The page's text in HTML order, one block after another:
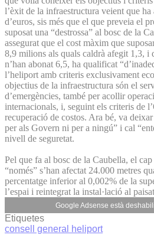
l’èxit de la infraestructura veient que
d’euros, sis més que el que preveia el
suposat una “destrossa” al bosc de la
assegurat que el cost màxim que
8,9 milions als quals caldrà afegit 1,3, i
n’han abonat 6,5, ha qualificat
l’heliport amb criteris exclusivament
objectius de la infraestructura són el
d’emergències, també per acollir
internacionals, i, seguint els criteris de
recuperació de costos. Ara bé, va
per als Govern ni per a ningú” i cal
nivell de seguretat.
Pel que fa al bosc de la Caubella, el
“només” s’han afectat 24.000 metres
percentatge inferior al 0,002% de la
l’espai i reintegrat la instal·lació al
Google Adsense està
Etiquetes
consell general
heliport